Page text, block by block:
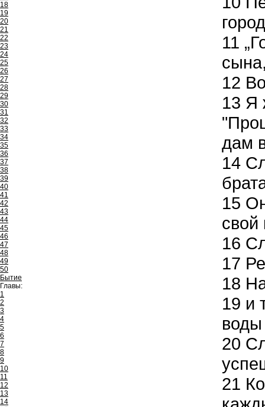
18
19
20
21
22
23
24
25
26
27
28
29
30
31
32
33
34
35
36
37
38
39
40
41
42
43
44
45
46
47
48
49
50
Бытие
Главы:
1
2
3
4
5
6
7
8
9
10
11
12
13
14
11
12
13 Я
дам
14
15
свой
16
17
18
19 и
20
21